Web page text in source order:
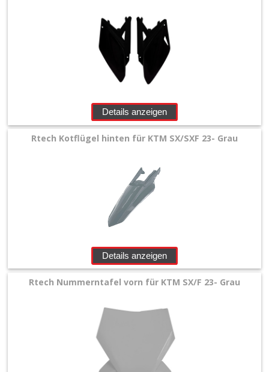
Details anzeigen
Rtech Kotflügel hinten für KTM SX/SXF 23- Grau
Details anzeigen
Rtech Nummerntafel vorn für KTM SX/F 23- Grau